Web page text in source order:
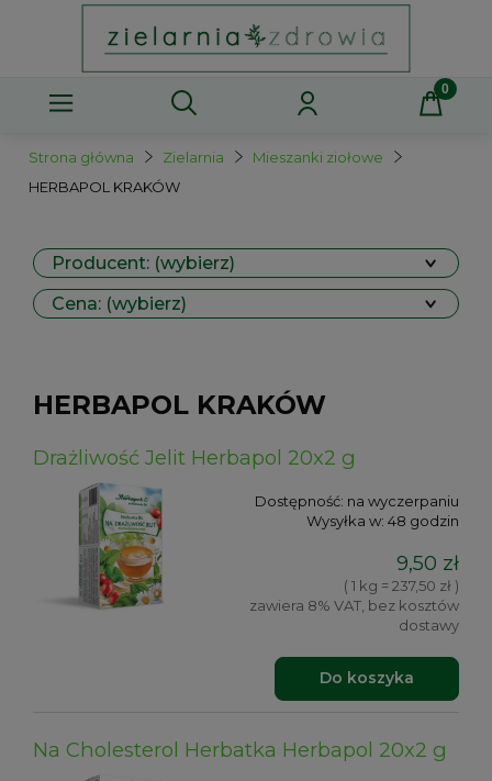
Strona główna Zielarnia
Mieszanki ziołowe
HERBAPOL KRAKÓW
Producent: (wybierz)
Cena: (wybierz)
HERBAPOL KRAKÓW
Drażliwość Jelit Herbapol 20x2 g
Dostępność: na wyczerpaniu
Wysyłka w: 48 godzin
9,50 zł
( 1 kg = 237,50 zł )
zawiera 8% VAT, bez kosztów
dostawy
Do koszyka
Na Cholesterol Herbatka Herbapol 20x2 g